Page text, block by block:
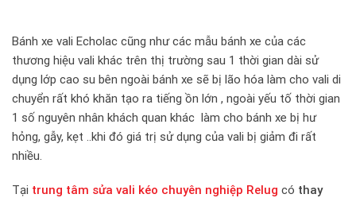
Bánh xe vali Echolac cũng như các mẫu bánh xe của các
thương hiệu vali khác trên thị trường sau 1 thời gian dài sử
dụng lớp cao su bên ngoài bánh xe sẽ bị lão hóa làm cho vali di
chuyển rất khó khăn tạo ra tiếng ồn lớn , ngoài yếu tố thời gian
1 số nguyên nhân khách quan khác làm cho bánh xe bị hư
hỏng, gẫy, kẹt ..khi đó giá trị sử dụng của vali bị giảm đi rất
nhiều.
Tại trung tâm sửa vali kéo chuyên nghiệp Relug có thay